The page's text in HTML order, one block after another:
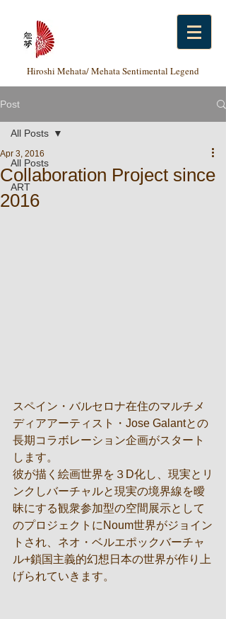
Hiroshi Mehata/ Mehata Sentimental Legend
Post
All Posts
ART
All Posts
Collaboration Project since
2016
Apr 3, 2016
スペイン・バルセロナ在住のマルチメ
ディアアーティスト・Jose Galantとの
長期コラボレーション企画がスタート
します。
彼が描く絵画世界を３D化し、現実とリ
ンクしバーチャルと現実の境界線を曖
昧にする観衆参加型の空間展示として
のプロジェクトにNoum世界がジョイン
トされ、ネオ・ベルエポックバーチャ
ル+鎖国主義的幻想日本の世界が作り上
げられていきます。